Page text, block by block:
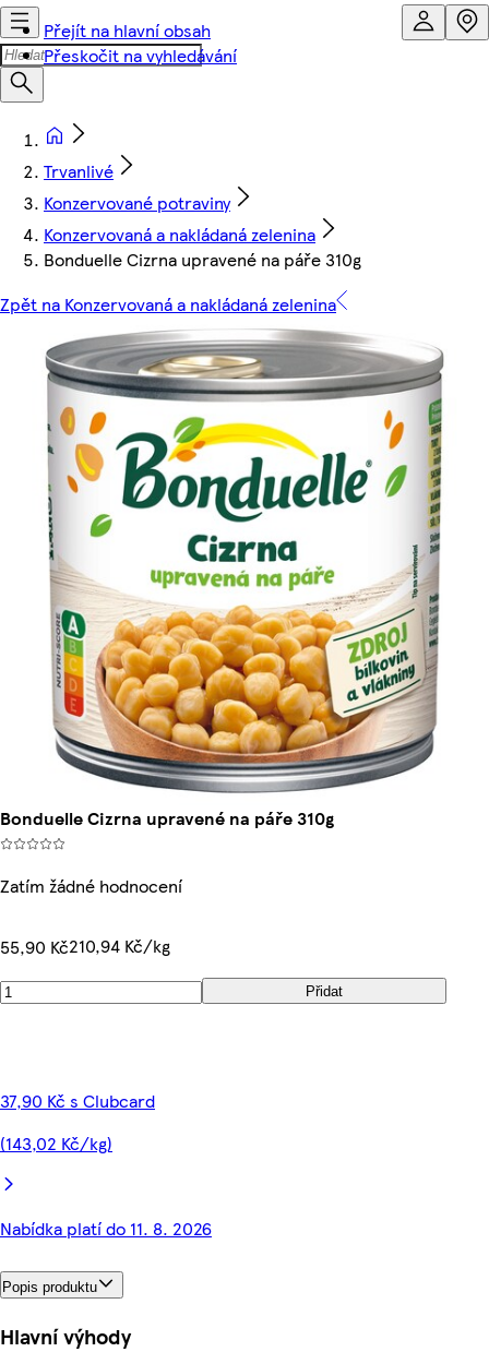
Přejít na hlavní obsah
Přeskočit na vyhledávání
Trvanlivé
Konzervované potraviny
Konzervovaná a nakládaná zelenina
Bonduelle Cizrna upravené na páře 310g
Zpět na Konzervovaná a nakládaná zelenina
Bonduelle Cizrna upravené na páře 310g
Zatím žádné hodnocení
55,90 Kč210,94 Kč/kg
Přidat
37,90 Kč s Clubcard
(143,02 Kč/kg)
Nabídka platí do 11. 8. 2026
Popis produktu
Hlavní výhody